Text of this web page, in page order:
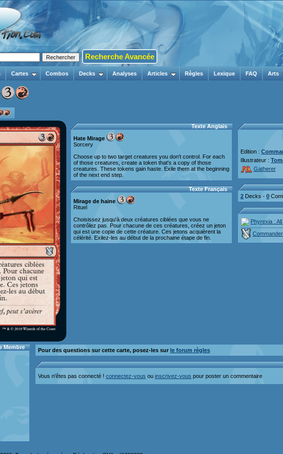
Recherche Avancée
Cartes Combos Decks Analyses Articles Règles Lexique FAQ Arts
Texte Anglais
Hate Mirage
Sorcery
Choose up to two target creatures you don't control. For each
of those creatures, create a token that's a copy of those
creatures. These tokens gain haste. Exile them at the beginning
of the next end step.
Texte Français
Mirage de haine
Rituel
Choisissez jusqu'à deux créatures ciblées que vous ne
contrôlez pas. Pour chacune de ces créatures, créez un jeton
qui est une copie de cette créature. Ces jetons acquièrent la
célérité. Exilez-les au début de la prochaine étape de fin.
Edition :
Illustrateur :
Gatherer
2 Decks - 0
Phyrexia :
Membre Pour des questions sur cette carte, posez-les sur le forum règles
Vous n'êtes pas connecté ! connectez-vous ou inscrivez-vous pour poster un commentaire